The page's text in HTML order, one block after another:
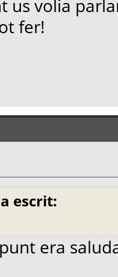
us volia
fer!
escrit:
era